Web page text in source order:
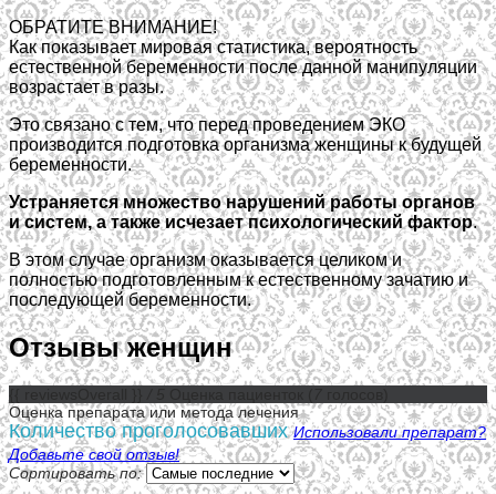
ОБРАТИТЕ ВНИМАНИЕ!
Как показывает мировая статистика, вероятность
естественной беременности после данной манипуляции
возрастает в разы.
Это связано с тем, что перед проведением ЭКО
производится подготовка организма женщины к будущей
беременности.
Устраняется множество нарушений работы органов
и систем, а также исчезает психологический фактор.
В этом случае организм оказывается целиком и
полностью подготовленным к естественному зачатию и
последующей беременности.
Отзывы женщин
Оценка препарата или метода лечения
Количество проголосовавшихИспользовали препарат?
Добавьте свой отзыв!
Сортировать по: